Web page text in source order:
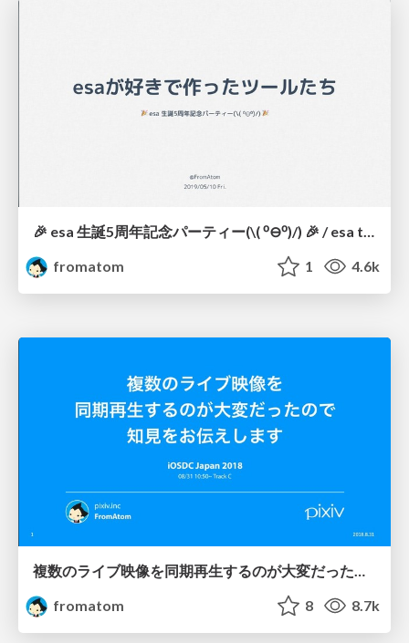
🎉 esa 生誕5周年記念パーティー(\( ⁰⊖⁰)/) 🎉 / esa the 5th anniversary
fromatom
1 4.6k
複数のライブ映像を同期再生するのが大変だったので知見をお伝えします / iOSDC Japan 2018
fromatom
8 8.7k